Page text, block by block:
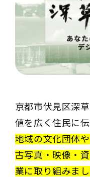
京都市伏見区深
値を広く住民に
地域の文化団体
古写真・映像・
業に取り組みまし